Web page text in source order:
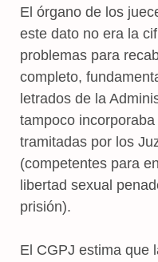
El órgano de los
este dato no era la
problemas para
completo,
letrados de la
tampoco
tramitadas por los
(competentes para
libertad sexual
prisión).
El CGPJ estima que